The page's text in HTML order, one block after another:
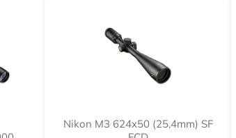
Nikon M3 624x50 (25,4mm) SF